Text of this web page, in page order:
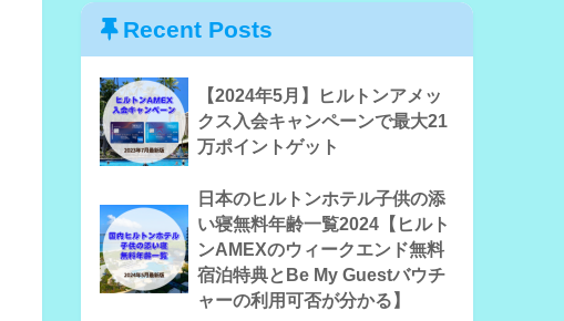
Recent Posts
【2024年5月】ヒルトンアメッ
クス入会キャンペーンで最大21
万ポイントゲット
日本のヒルトンホテル子供の添
い寝無料年齢一覧2024【ヒルト
ンAMEXのウィークエンド無料
宿泊特典とBe My Guestバウチ
ャーの利用可否が分かる】